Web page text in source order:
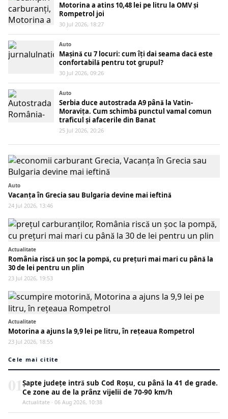
Motorina a atins 10,48 lei pe litru la OMV și
Rompetrol joi
30 Jul 2026, 18:27
Auto
Mașină cu 7 locuri: cum îți dai seama dacă este
confortabilă pentru tot grupul?
30 Jul 2026, 09:26
Auto
Serbia duce autostrada A9 până la Vatin-
Moravița. Cum schimbă punctul vamal comun
traficul și afacerile din Banat
25 Jul 2026, 20:26
Auto
Vacanța în Grecia sau Bulgaria devine mai ieftină
24 Jul 2026, 13:46
Actualitate
România riscă un șoc la pompă, cu prețuri mai mari cu până la
30 de lei pentru un plin
23 Jul 2026, 19:53
Actualitate
Motorina a ajuns la 9,9 lei pe litru, în rețeaua Rompetrol
23 Jul 2026, 18:55
Cele mai citite
Șapte județe intră sub Cod Roșu, cu până la 41 de grade.
Ce zone au de la prânz vijelii de 70-90 km/h
Actualitate · 06 Aug 2026, 10:38